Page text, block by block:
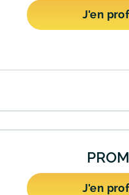
J'en
pour les TPE, PME,
J'en